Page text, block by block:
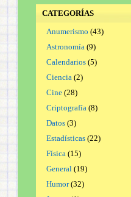
CATEGORÍAS
Anumerismo (43)
Astronomía(9)
Calendarios(5)
Ciencia(2)
Cine(28)
Criptografía(8)
Datos(3)
Estadísticas(22)
Física(15)
General(19)
Humor(32)